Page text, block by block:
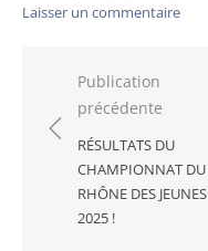
Laisser un commentaire
Navigation
de
l’article
Publication
précédente
RÉSULTATS DU
CHAMPIONNAT DU
RHÔNE DES JEUNES
2025 !